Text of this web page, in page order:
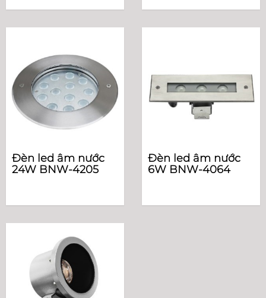
Đèn led âm nước
24W BNW-4205
Đèn led âm nước
6W BNW-4064